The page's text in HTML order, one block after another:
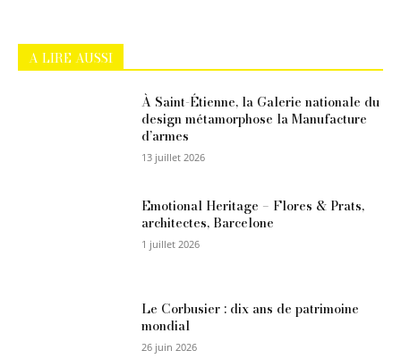
A LIRE AUSSI
À Saint-Étienne, la Galerie nationale du
design métamorphose la Manufacture
d’armes
13 juillet 2026
Emotional Heritage – Flores & Prats,
architectes, Barcelone
1 juillet 2026
Le Corbusier : dix ans de patrimoine
mondial
26 juin 2026